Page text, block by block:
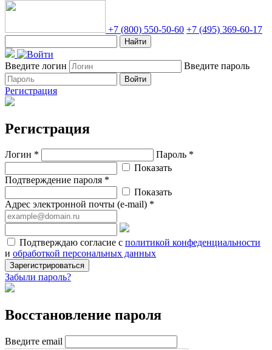
+7 (800) 550-50-60 +7 (495) 369-60-17
Найти
Введите логин Введите пароль
Войти
Регистрация
Регистрация
Логин *
Пароль *
Показать
Подтверждение пароля *
Показать
Адрес электронной почты (e-mail) *
Подтверждаю согласие с политикой конфеденциальности
и обработкой персональных данных
Зарегистрироваться
Забыли пароль?
Восстановление пароля
Введите email